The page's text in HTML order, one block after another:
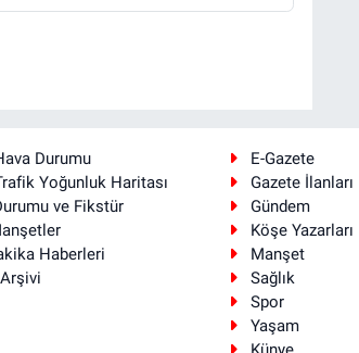
Durumu
Yoğunluk Haritası
ve Fikstür
Haberleri
E-Gazete
Gazete İlanları
Gündem
Köşe Yazarları
Manşet
Sağlık
Spor
Yaşam